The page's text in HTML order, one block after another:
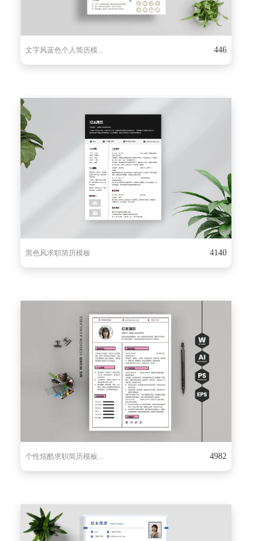
文字风蓝色个人简历模... 446
黑色风求职简历模板 4140
个性炫酷求职简历模板... 4982